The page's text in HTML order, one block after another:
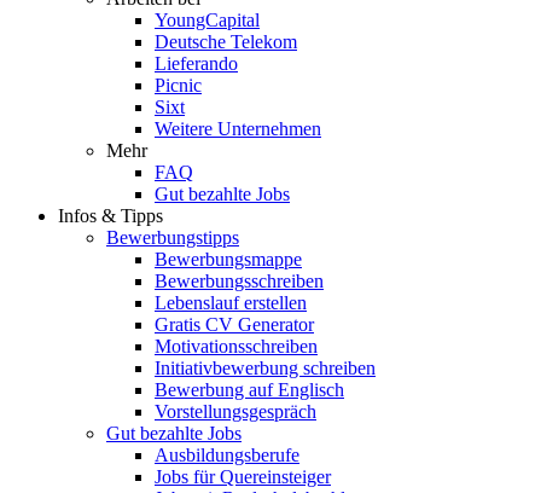
YoungCapital
Deutsche Telekom
Lieferando
Picnic
Sixt
Weitere Unternehmen
Mehr
FAQ
Gut bezahlte Jobs
Infos & Tipps
Bewerbungstipps
Bewerbungsmappe
Bewerbungsschreiben
Lebenslauf erstellen
Gratis CV Generator
Motivationsschreiben
Initiativbewerbung schreiben
Bewerbung auf Englisch
Vorstellungsgespräch
Gut bezahlte Jobs
Ausbildungsberufe
Jobs für Quereinsteiger